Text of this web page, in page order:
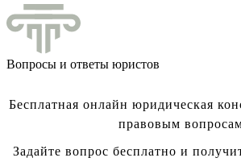
Вопросы и ответы юристов
Бесплатная онлайн юридическая
правовым
Задайте вопрос бесплатно и